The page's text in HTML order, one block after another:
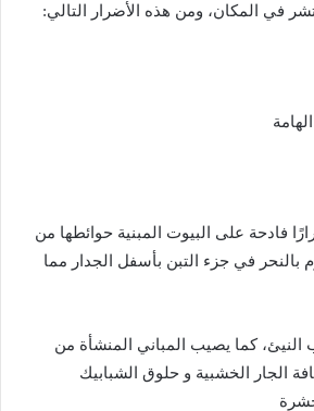
في المكان، ومن هذه الأضرار التالي:
فادحة على البيوت المبنية حوائطها من
بالنحر في جزء التبن بأسفل الجدار مما
كما يصيب المباني المنشأة من
الجار الخشبية و حلوق الشبابيك
حشرة